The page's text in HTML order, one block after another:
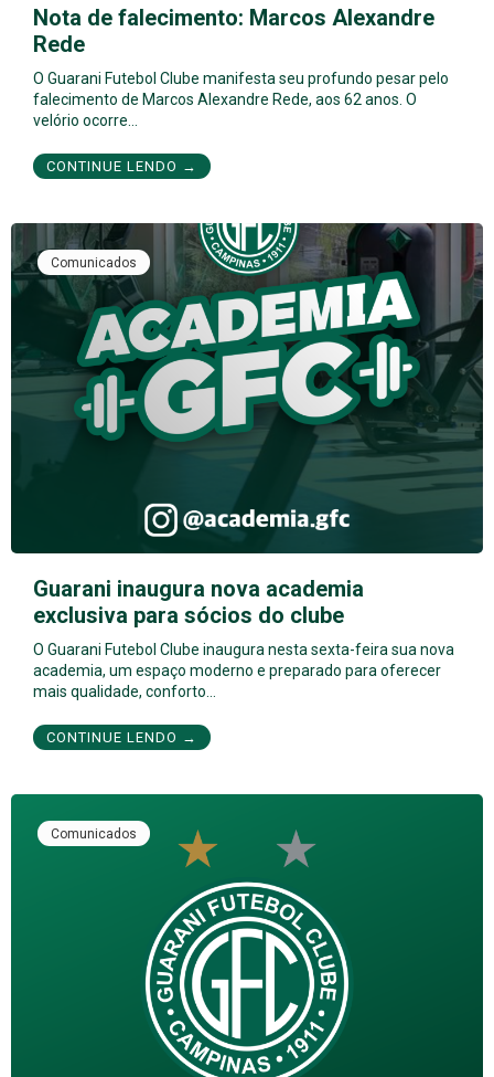
Nota de falecimento: Marcos Alexandre
Rede
O Guarani Futebol Clube manifesta seu profundo pesar pelo
falecimento de Marcos Alexandre Rede, aos 62 anos. O
velório ocorre…
CONTINUE LENDO →
Comunicados
Guarani inaugura nova academia
exclusiva para sócios do clube
O Guarani Futebol Clube inaugura nesta sexta-feira sua nova
academia, um espaço moderno e preparado para oferecer
mais qualidade, conforto…
CONTINUE LENDO →
Comunicados